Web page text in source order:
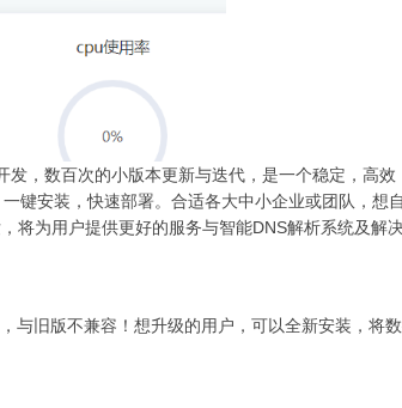
，数百次的小版本更新与迭代，是一个稳定，高效
键安装，快速部署。合适各大中小企业或团队，想
将为用户提供更好的服务与智能DNS解析系统及解
与旧版不兼容！想升级的用户，可以全新安装，将